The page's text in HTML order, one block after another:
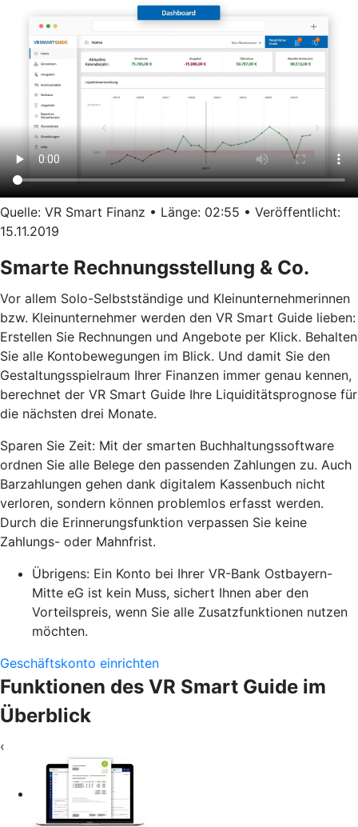
Quelle: VR Smart Finanz • Länge: 02:55 • Veröffentlicht:
15.11.2019
Smarte Rechnungsstellung & Co.
Vor allem Solo-Selbstständige und Kleinunternehmerinnen
bzw. Kleinunternehmer werden den VR Smart Guide lieben:
Erstellen Sie Rechnungen und Angebote per Klick. Behalten
Sie alle Kontobewegungen im Blick. Und damit Sie den
Gestaltungsspielraum Ihrer Finanzen immer genau kennen,
berechnet der VR Smart Guide Ihre Liquiditätsprognose für
die nächsten drei Monate.
Sparen Sie Zeit: Mit der smarten Buchhaltungssoftware
ordnen Sie alle Belege den passenden Zahlungen zu. Auch
Barzahlungen gehen dank digitalem Kassenbuch nicht
verloren, sondern können problemlos erfasst werden.
Durch die Erinnerungsfunktion verpassen Sie keine
Zahlungs- oder Mahnfrist.
Übrigens: Ein Konto bei Ihrer VR-Bank Ostbayern-
Mitte eG ist kein Muss, sichert Ihnen aber den
Vorteilspreis, wenn Sie alle Zusatzfunktionen nutzen
möchten.
Geschäftskonto einrichten
Funktionen des VR Smart Guide im
Überblick
‹